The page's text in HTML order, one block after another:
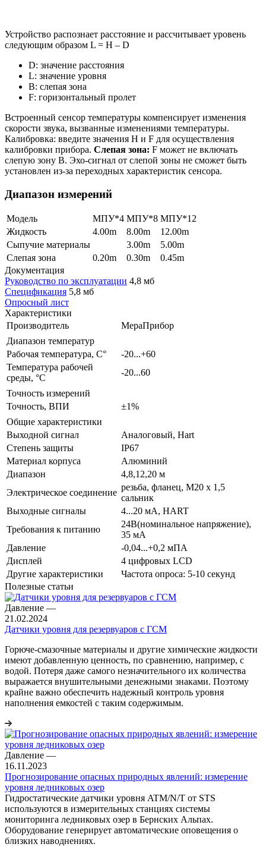
Устройство распознает расстояние и рассчитывает уровень
следующим образом L = H – D
D: значение расстояния
L: значение уровня
B: слепая зона
F: горизонтальный пролет
Встроенный сенсор температуры компенсирует изменения
скорости звука, вызванные изменениями температуры.
Калибровка: введите значения H и F для осуществления
калибровки прибора. Слепая зона: F может не включать
слепую зону B. Эхо-сигнал от слепой зоны не сможет быть
установлен из-за переходных характеристик сенсора.
Диапазон измерений
Модель МПУ*4 МПУ*8 МПУ*12
Жидкость
4.00m 8.00m
12.00m
Сыпучие материалы
3.00m
5.00m
Слепая зона
0.20m 0.30m
0.45m
Документация
Руководство по эксплуатации 4,8 мб
Спецификация 5,8 мб
Опросный лист
Характеристики
Производитель
МераПрибор
Диапазон температур
Рабочая температура, С°
-20...+60
Температура рабочей
среды, °С
-20...60
Точность измерений
Точность, ВПИ
±1%
Общие характеристики
Выходной сигнал
Аналоговый, Hart
Степень защиты
IP67
Материал корпуса
Алюминий
Диапазон
4,8,12,20 м
Электрическое соединение
резьба, фланец, М20 х 1,5
сальник
Выходные сигналы
4...20 мА, HART
Требования к питанию
24В(номинальное напряжение),
35 мА
Давление
-0,04...+0,2 мПА
Дисплей
4 цифровых LCD
Другие характеристики
Частота опроса: 5-10 секунд
Полезные статьи
Давление —
21.02.2024
Датчики уровня для резервуаров с ГСМ
Горюче-смазочные материалы и другие химические жидкости
имеют добавленную ценность, по сравнению, например, с
водой. Потеря даже самого незначительного их количества
выражается внушительными денежными знаками. Поэтому
крайне важно обеспечить надежный контроль уровня
наполнения емкостей с таким содержимым.
Давление —
16.11.2023
Прогнозирование опасных природных явлений: измерение
уровня ледниковых озер
Гидростатические датчики уровня ATM/N/T от STS
используются в измерительных станциях системы
мониторинга ледниковых озер в Бернских Альпах.
Оборудование генерирует автоматические оповещения о
близких наводнениях.